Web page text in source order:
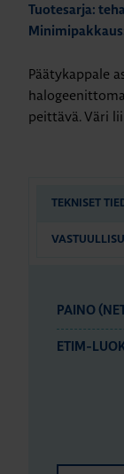
Tuotesarja:
Päätykappale
peittävä. Väri
TEKNISET
PAINO
ETIM-